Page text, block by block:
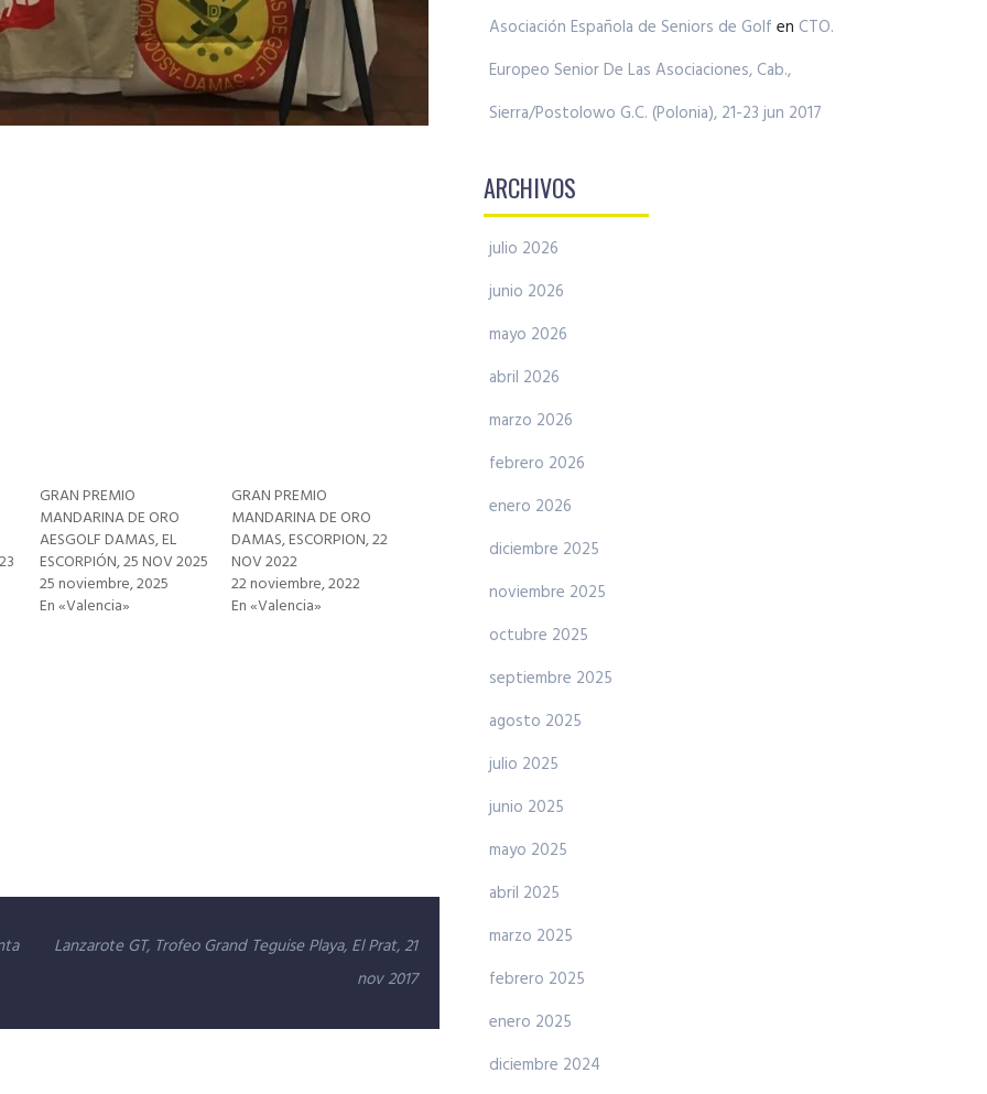
GRAN PREMIO
MANDARINA DE ORO
AESGOLF DAMAS, EL
ESCORPIÓN, 25 NOV 2025
25 noviembre, 2025
En «Valencia»
GRAN PREMIO
MANDARINA DE ORO
DAMAS, ESCORPION, 22
NOV 2022
22 noviembre, 2022
En «Valencia»
Lanzarote GT, Trofeo Grand Teguise Playa, El Prat, 21
nov 2017
Asociación Española de Seniors de Golf en CTO.
Europeo Senior De Las Asociaciones, Cab.,
Sierra/Postolowo G.C. (Polonia), 21-23 jun 2017
ARCHIVOS
julio 2026
junio 2026
mayo 2026
abril 2026
marzo 2026
febrero 2026
enero 2026
diciembre 2025
noviembre 2025
octubre 2025
septiembre 2025
agosto 2025
julio 2025
junio 2025
mayo 2025
abril 2025
marzo 2025
febrero 2025
enero 2025
diciembre 2024